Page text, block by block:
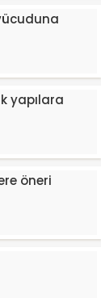
yapılara
öneri